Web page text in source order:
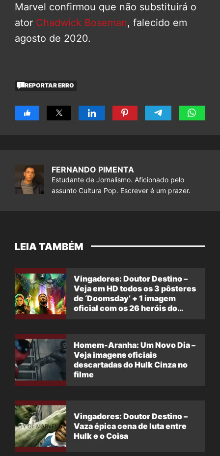
Marvel confirmou que não substituirá o
ator Chadwick Boseman, falecido em
agosto de 2020.
REPORTAR ERRO
FERNANDO PIMENTA
Estudante de Jornalismo. Aficionado pelo
assunto Cultura Pop. Escrever é um prazer.
LEIA TAMBÉM
Vingadores: Doutor Destino –
Veja em HD todos os 3 pôsteres
de ‘Doomsday’ + 1 imagem
oficial com os 26 heróis do
Homem-Aranha: Um Novo Dia –
Veja imagens oficiais
descartadas do Hulk Cinza no
filme
Vingadores: Doutor Destino –
Vaza épica cena de luta entre
Hulk e o Coisa